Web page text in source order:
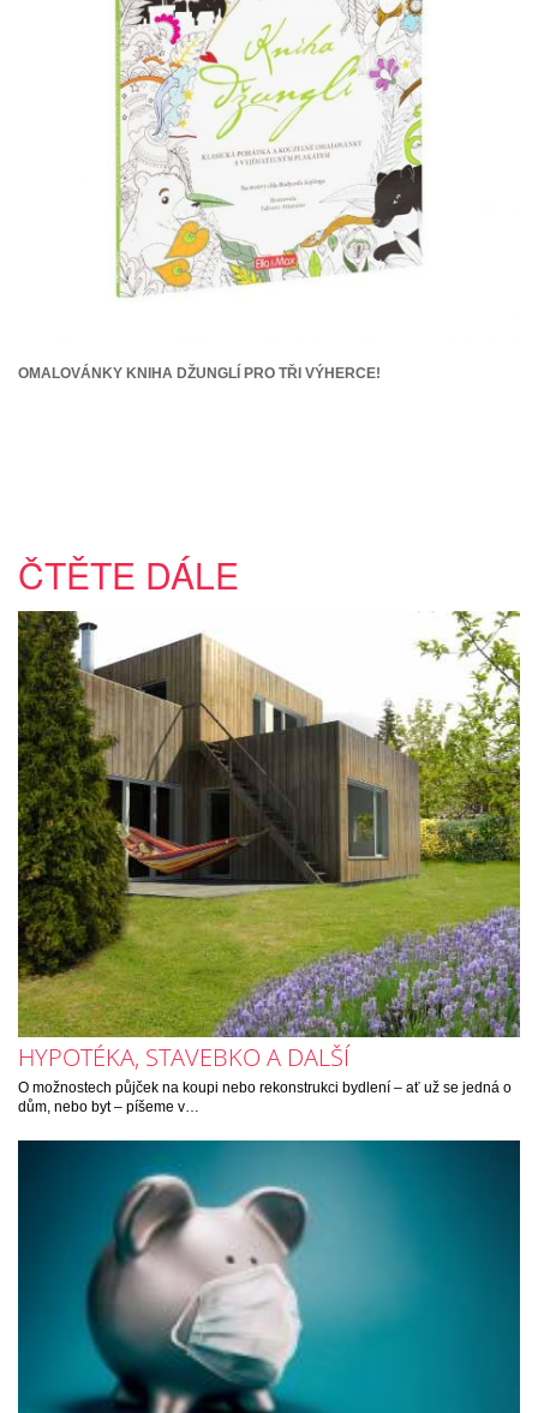
OMALOVÁNKY KNIHA DŽUNGLÍ PRO TŘI VÝHERCE!
ČTĚTE DÁLE
HYPOTÉKA, STAVEBKO A DALŠÍ
O možnostech půjček na koupi nebo rekonstrukci bydlení – ať už se jedná o
dům, nebo byt – píšeme v…